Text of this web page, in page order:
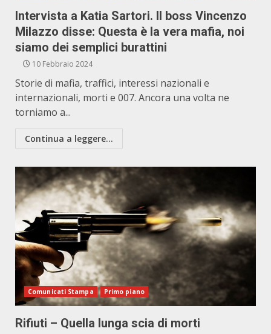
Intervista a Katia Sartori. Il boss Vincenzo
Milazzo disse: Questa è la vera mafia, noi
siamo dei semplici burattini
10 Febbraio 2024
Storie di mafia, traffici, interessi nazionali e
internazionali, morti e 007. Ancora una volta ne
torniamo a...
Continua a leggere...
Comunicati Stampa Primo piano
Rifiuti – Quella lunga scia di morti